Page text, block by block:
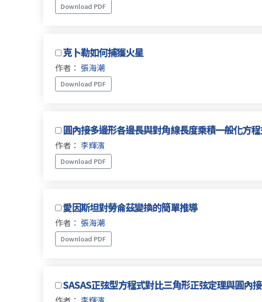
Download PDF
克卜勒如何捕獲火星
作者： 張海潮
Download PDF
圓內接多邊形各邊長與對角線長度乘積一般化方
作者： 李輝濱
Download PDF
愛因斯坦對勞侖茲變換的簡單推導
作者： 張海潮
Download PDF
SASAS正弦型方程式對比三角形正弦定理與圓內